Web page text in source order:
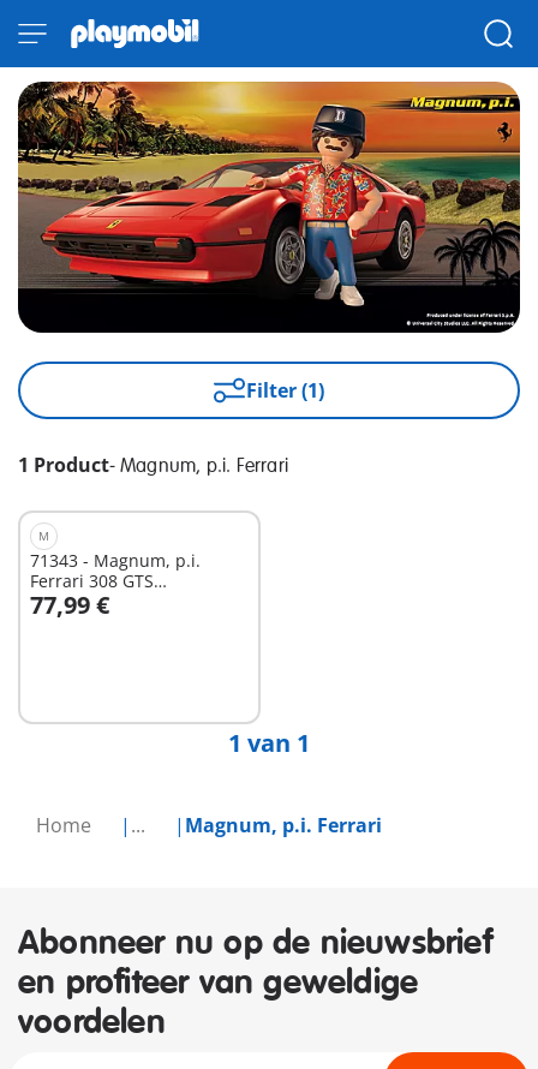
Home ... Magnum, p.i. Ferrari
Filter (1)
1 Product- Magnum, p.i. Ferrari
M
71343 - Magnum, p.i.
Ferrari 308 GTS
Quattrovalvole
77,99 €
In winkelwagen
1 van 1
Abonneer nu op de nieuwsbrief
en profiteer van geweldige
voordelen